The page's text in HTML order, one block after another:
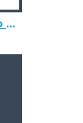
Lauko/tiekiamo oro elektrinis pašildytuvas Brink Flair 325, 1000W, D160 mm